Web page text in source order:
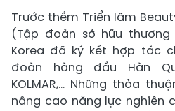
Trước thềm Triển lãm
(Tập đoàn sở hữu thương
Korea đã ký kết hợp tác
đoàn hàng đầu Hàn
KOLMAR,… Những thỏa
nâng cao năng lực nghiên